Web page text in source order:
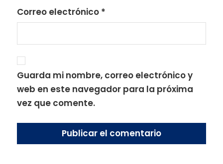
Correo electrónico *
Guarda mi nombre, correo electrónico y
web en este navegador para la próxima
vez que comente.